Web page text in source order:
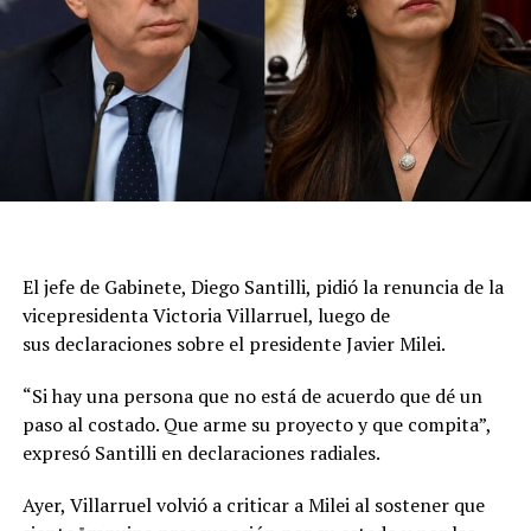
Bolsonaro.
Luego volvieron a citarlo al Palacio de Itamaraty (el
Ministerio de Relaciones Exteriores brasileño), donde le
transmitieron la decisión de reducir el nivel de
representación, y que puede volver a la Argentina. La
medida no implica una expulsión ni una declaración de
A partir de ahora, las relaciones diplomáticas quedarán
al frente de los encargados de negocios en las
respectivas embajadas mientras persista la escalada de
tensión entre Milei y Lula. La decisión de Brasil abre un
escenario de incertidumbre sobre el futuro de los
vínculos entre las dos principales economías del
El jefe de Gabinete, Diego Santilli, pidió la renuncia de la
vicepresidenta Victoria Villarruel, luego de
sus declaraciones sobre el presidente Javier Milei.
“Si hay una persona que no está de acuerdo que dé un
paso al costado. Que arme su proyecto y que compita”,
expresó Santilli en declaraciones radiales.
Ayer, Villarruel volvió a criticar a Milei al sostener que